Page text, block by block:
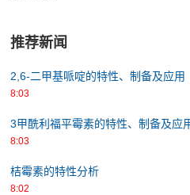
推荐新闻
2,6-二甲基哌啶的特性、制备及应用
8:03
3甲酰利福平霉素的特性、制备及应
8:03
桔霉素的特性分析
8:02